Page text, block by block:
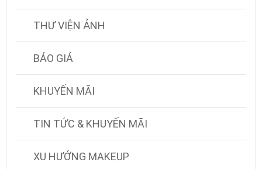
THƯ VIỆN ẢNH
BÁO GIÁ
KHUYẾN MÃI
TIN TỨC & KHUYẾN MÃI
XU HƯỚNG MAKEUP